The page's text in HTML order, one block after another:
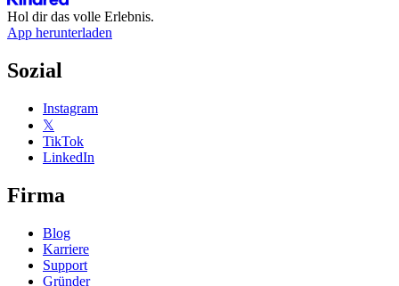
Hol dir das volle Erlebnis.
App herunterladen
Sozial
Instagram
𝕏
TikTok
LinkedIn
Firma
Blog
Karriere
Support
Gründer